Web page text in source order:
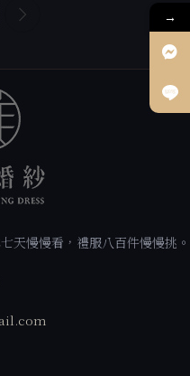
較舊
天慢慢看，禮服八百件慢慢挑。
→